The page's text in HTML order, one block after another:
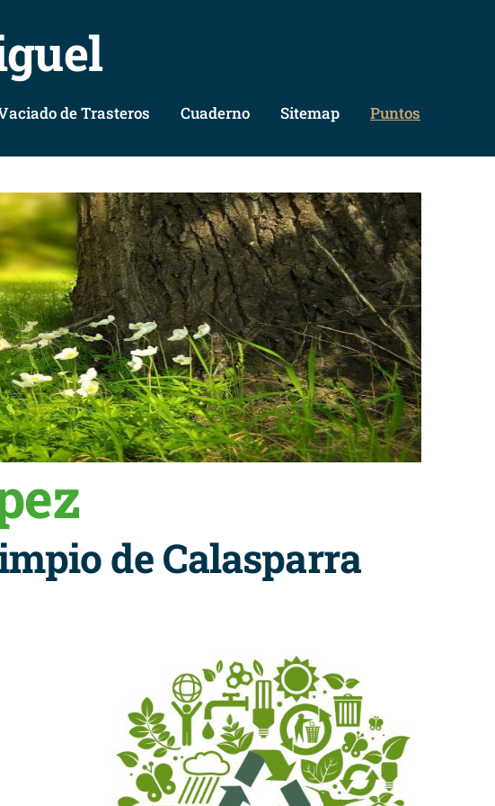
de Trasteros Cuaderno Sitemap Puntos
de Calasparra